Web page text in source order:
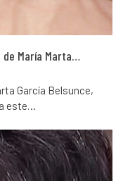
María Marta…
García Belsunce,
este…